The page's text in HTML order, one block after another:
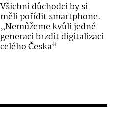
Všichni důchodci by si
měli pořídit smartphone.
„Nemůžeme kvůli jedné
generaci brzdit digitalizaci
celého Česka“